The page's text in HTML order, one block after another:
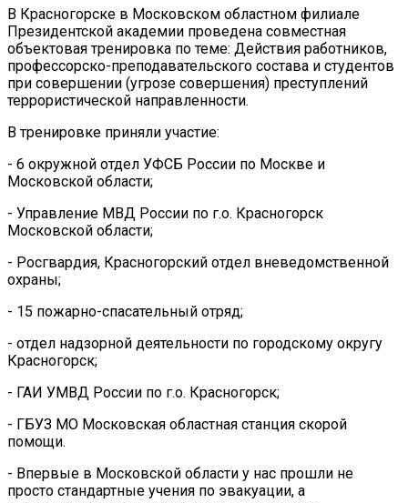
В Красногорске в Московском областном филиале
Президентской академии проведена совместная
объектовая тренировка по теме: Действия работников,
профессорско-преподавательского состава и студентов
при совершении (угрозе совершения) преступлений
террористической направленности.
В тренировке приняли участие:
- 6 окружной отдел УФСБ России по Москве и
Московской области;
- Управление МВД России по г.о. Красногорск
Московской области;
- Росгвардия, Красногорский отдел вневедомственной
охраны;
- 15 пожарно-спасательный отряд;
- отдел надзорной деятельности по городскому округу
Красногорск;
- ГАИ УМВД России по г.о. Красногорск;
- ГБУЗ МО Московская областная станция скорой
помощи.
- Впервые в Московской области у нас прошли не
просто стандартные учения по эвакуации, а